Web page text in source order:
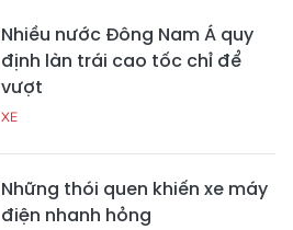
Nhiều nước Đông Nam Á quy
định làn trái cao tốc chỉ để
vượt
XE
Những thói quen khiến xe máy
điện nhanh hỏng